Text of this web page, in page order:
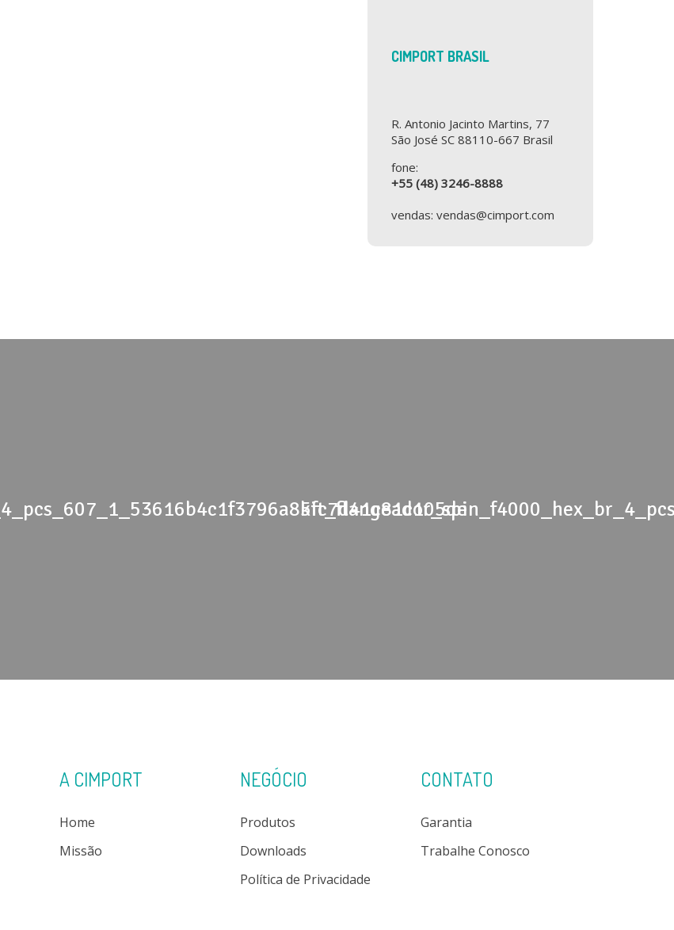
CIMPORT BRASIL
R. Antonio Jacinto Martins, 77
São José SC 88110-667 Brasil
fone:
+55 (48) 3246-8888
vendas: vendas@cimport.com
A CIMPORT
Home
Missão
NEGÓCIO
Produtos
Downloads
Política de Privacidade
CONTATO
Garantia
Trabalhe Conosco